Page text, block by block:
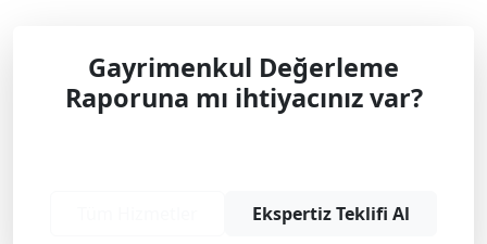
Gayrimenkul Değerleme
Raporuna mı ihtiyacınız var?
Ekspertiz Teklifi Al